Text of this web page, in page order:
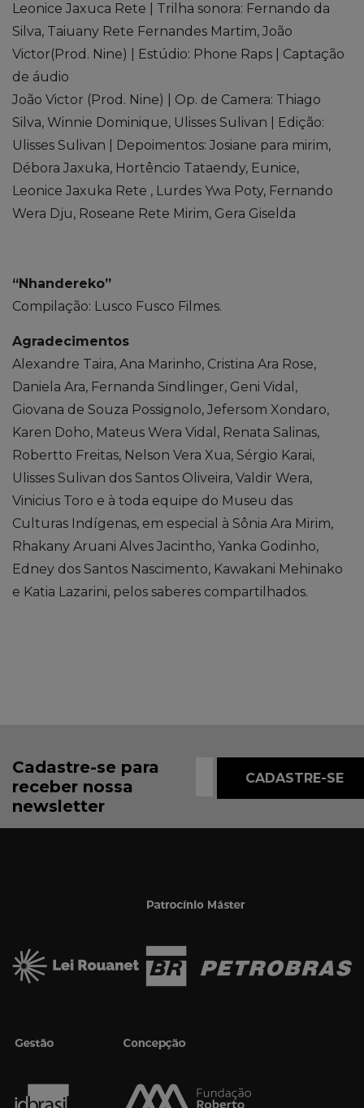
Leonice Jaxuca Rete | Trilha sonora: Fernando da
Silva, Taiuany Rete Fernandes Martim, João
Victor(Prod. Nine) | Estúdio: Phone Raps | Captação
de áudio
João Victor (Prod. Nine) | Op. de Camera: Thiago
Silva, Winnie Dominique, Ulisses Sulivan | Edição:
Ulisses Sulivan | Depoimentos: Josiane para mirim,
Débora Jaxuka, Hortêncio Tataendy, Eunice,
Leonice Jaxuka Rete , Lurdes Ywa Poty, Fernando
Wera Dju, Roseane Rete Mirim, Gera Giselda
“Nhandereko”
Compilação: Lusco Fusco Filmes.
Agradecimentos
Alexandre Taira, Ana Marinho, Cristina Ara Rose,
Daniela Ara, Fernanda Sindlinger, Geni Vidal,
Giovana de Souza Possignolo, Jefersom Xondaro,
Karen Doho, Mateus Wera Vidal, Renata Salinas,
Robertto Freitas, Nelson Vera Xua, Sérgio Karai,
Ulisses Sulivan dos Santos Oliveira, Valdir Wera,
Vinicius Toro e à toda equipe do Museu das
Culturas Indígenas, em especial à Sônia Ara Mirim,
Rhakany Aruani Alves Jacintho, Yanka Godinho,
Edney dos Santos Nascimento, Kawakani Mehinako
e Katia Lazarini, pelos saberes compartilhados.
Cadastre-se para
receber nossa
newsletter